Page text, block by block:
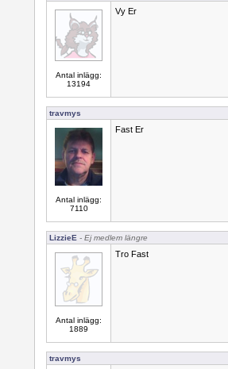
Antal inlägg:
13194
Vy Er
travmys
Antal inlägg:
7110
Fast Er
LizzieE - Ej medlem längre
Antal inlägg:
1889
Tro Fast
travmys